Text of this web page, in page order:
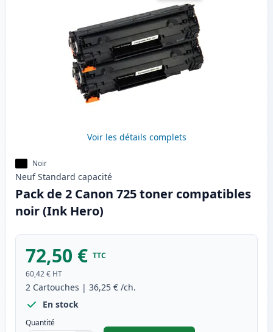
Voir les détails complets
Noir
Neuf Standard capacité
Pack de 2 Canon 725 toner compatibles
noir (Ink Hero)
72,50 € TTC
60,42 € HT
2 Cartouches | 36,25 € /ch.
En stock
Quantité